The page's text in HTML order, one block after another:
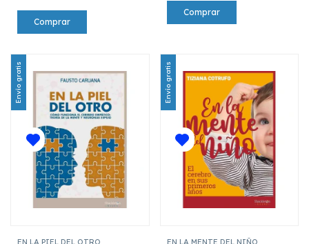
Envío gratis
EN LA PIEL DEL OTRO
Envío gratis
EN LA MENTE DEL NIÑO